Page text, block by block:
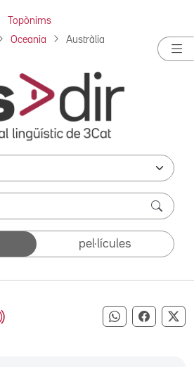
Topònims
Oceania Austràlia
pel·lícules
Compartir